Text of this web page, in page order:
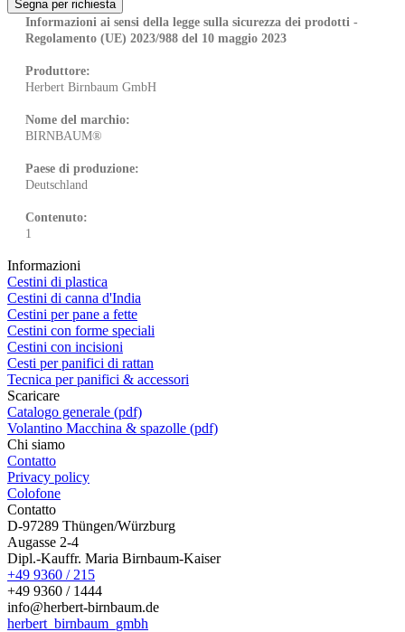
Informazioni ai sensi della legge sulla sicurezza dei prodotti -
Regolamento (UE) 2023/988 del 10 maggio 2023
Produttore:
Herbert Birnbaum GmbH
Nome del marchio:
BIRNBAUM®
Paese di produzione:
Deutschland
Contenuto:
1
Informazioni
Cestini di plastica
Cestini di canna d'India
Cestini per pane a fette
Cestini con forme speciali
Cestini con incisioni
Cesti per panifici di rattan
Tecnica per panifici & accessori
Scaricare
Catalogo generale (pdf)
Volantino Macchina & spazolle (pdf)
Chi siamo
Contatto
Privacy policy
Colofone
Contatto
D-97289 Thüngen/Würzburg
Augasse 2-4
Dipl.-Kauffr. Maria Birnbaum-Kaiser
+49 9360 / 215
+49 9360 / 1444
info@herbert-birnbaum.de
herbert_birnbaum_gmbh